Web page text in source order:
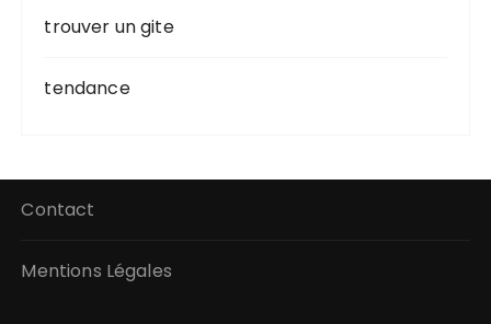
trouver un gite
tendance
Contact
Mentions Légales